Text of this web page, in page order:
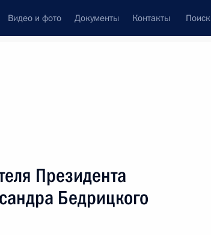
Видео и фото Документы Контакты Поиск
Президента
Бедрицкого